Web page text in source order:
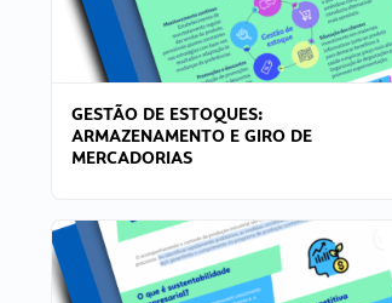
GESTÃO DE ESTOQUES:
ARMAZENAMENTO E GIRO DE
MERCADORIAS